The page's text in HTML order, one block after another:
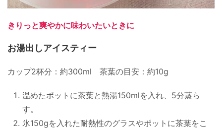
きりっと爽やかに味わいたいときに
お湯出しアイスティー
カップ2杯分：約300ml 茶葉の目安：約10g
温めたポットに茶葉と熱湯150mlを入れ、5分蒸ら
す。
氷150gを入れた耐熱性のグラスやポットに茶葉をこ